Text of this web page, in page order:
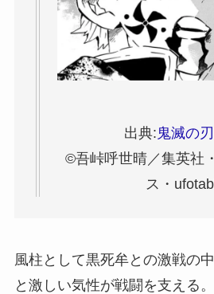
出典: 鬼滅の刃
©吾峠呼世晴／集英社
ス・
風柱として黒死牟との激戦の
と激しい気性が戦闘を支える。